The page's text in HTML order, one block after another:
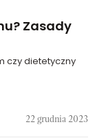
Zasady
czy dietetyczny
22 grudnia 2023